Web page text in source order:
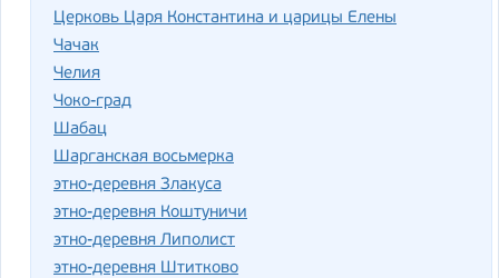
Церковь Царя Константина и царицы Елены
Чачак
Челия
Чоко-град
Шабац
Шарганская восьмерка
этно-деревня Злакуса
этно-деревня Коштуничи
этно-деревня Липолист
этно-деревня Штитково